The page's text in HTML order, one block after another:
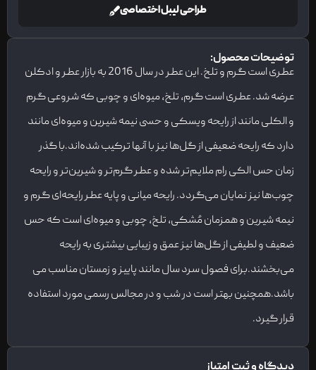
طراحی لیبل اختصاصی
توضیحات محصول:
عطری است گرم و تلخ. این عطر در سال 2016 به بازار عطر و ادکلن
عرضه شد. عطری است گرم، تلخ، میوه‌ای و چوبی که شروعی گرم
و الکلی مانند از رایحه ویسکی و حسی نیمه شیرین و میوه‌ای مانند
دارد که رایحه ضعیفی از گل‌ها نیز با آنها ترکیب شده‌اند.با گذر
زمان حس الکی رام ملایم‌تر شده و عطر گرم‌تر و شیرین‌تر و رایحه
چوب‌ها نیز نمایان می‌گردد. رایحه میانی و پایه عطر رایحه‌ای گرم و
نیمه شیرین و همزمان مُشکی، تلخ، چوبی و میوه‌ای است که حس
ضعیف و لطیفی از گل‌ها نیز عمق و زیبایی بیشتری به رایحه
می‌بخشند.برای فصول سرد سال مانند پاییز و زمستان مناسب می
باشد.همچنین بهتر است در شب و در مجالس رسمی مورد استفاده
قرار گیرد.